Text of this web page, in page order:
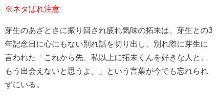
※ネタばれ注意
芽生のあざとさに振り回され疲れ気味の拓未は、芽生との3
年記念日に心にもない別れ話を切り出し、別れ際に芽生に
言われた「これから先、私以上に拓未くんを好きな人と、
もう出会えないと思うよ。」という言葉が今でも忘れられ
ずにいる。